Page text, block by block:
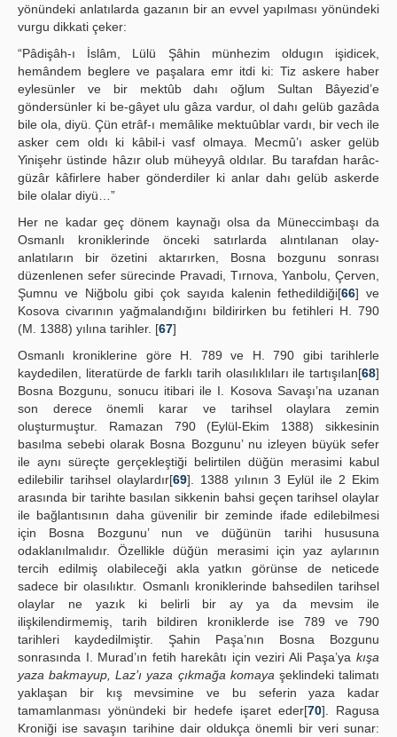
yönündeki anlatılarda gazanın bir an evvel yapılması yönündeki
vurgu dikkati çeker:
“Pâdişâh-ı İslâm, Lülü Şâhin münhezim oldugın işidicek,
hemândem beglere ve paşalara emr itdi ki: Tiz askere haber
eylesünler ve bir mektûb dahı oğlum Sultan Bâyezid’e
göndersünler ki be-gâyet ulu gâza vardur, ol dahı gelüb gazâda
bile ola, diyü. Çün etrâf-ı memâlike mektuûblar vardı, bir vech ile
asker cem oldı ki kâbil-i vasf olmaya. Mecmû’ı asker gelüb
Yinişehr üstinde hâzır olub müheyyâ oldılar. Bu tarafdan harâc-
güzâr kâfirlere haber gönderdiler ki anlar dahı gelüb askerde
bile olalar diyü…”
Her ne kadar geç dönem kaynağı olsa da Müneccimbaşı da
Osmanlı kroniklerinde önceki satırlarda alıntılanan olay-
anlatıların bir özetini aktarırken, Bosna bozgunu sonrası
düzenlenen sefer sürecinde Pravadi, Tırnova, Yanbolu, Çerven,
Şumnu ve Niğbolu gibi çok sayıda kalenin fethedildiği[66] ve
Kosova civarının yağmalandığını bildirirken bu fetihleri H. 790
(M. 1388) yılına tarihler. [67]
Osmanlı kroniklerine göre H. 789 ve H. 790 gibi tarihlerle
kaydedilen, literatürde de farklı tarih olasılıklıları ile tartışılan[68]
Bosna Bozgunu, sonucu itibari ile I. Kosova Savaşı’na uzanan
son derece önemli karar ve tarihsel olaylara zemin
oluşturmuştur. Ramazan 790 (Eylül-Ekim 1388) sikkesinin
basılma sebebi olarak Bosna Bozgunu’ nu izleyen büyük sefer
ile aynı süreçte gerçekleştiği belirtilen düğün merasimi kabul
edilebilir tarihsel olaylardır[69]. 1388 yılının 3 Eylül ile 2 Ekim
arasında bir tarihte basılan sikkenin bahsi geçen tarihsel olaylar
ile bağlantısının daha güvenilir bir zeminde ifade edilebilmesi
için Bosna Bozgunu’ nun ve düğünün tarihi hususuna
odaklanılmalıdır. Özellikle düğün merasimi için yaz aylarının
tercih edilmiş olabileceği akla yatkın görünse de neticede
sadece bir olasılıktır. Osmanlı kroniklerinde bahsedilen tarihsel
olaylar ne yazık ki belirli bir ay ya da mevsim ile
ilişkilendirmemiş, tarih bildiren kroniklerde ise 789 ve 790
tarihleri kaydedilmiştir. Şahin Paşa’nın Bosna Bozgunu
sonrasında I. Murad’ın fetih harekâtı için veziri Ali Paşa’ya kışa
yaza bakmayup, Laz’ı yaza çıkmağa komayaşeklindeki talimatı
yaklaşan bir kış mevsimine ve bu seferin yaza kadar
tamamlanması yönündeki bir hedefe işaret eder[70]. Ragusa
Kroniği ise savaşın tarihine dair oldukça önemli bir veri sunar: